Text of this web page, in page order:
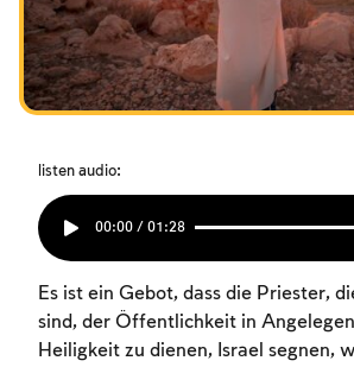
Das Fasten der Zerstörung
Amtseinführung
Purim
Das Fasten der Zerstörung
Amtseinführung
Purim
listen audio:
00:00 / 01:28
Es ist ein Gebot, dass die Priester,
sind, der Öffentlichkeit in
Heiligkeit zu dienen, Israel segnen,
Das Fasten der Zerstörung
Amtseinführung
Purim